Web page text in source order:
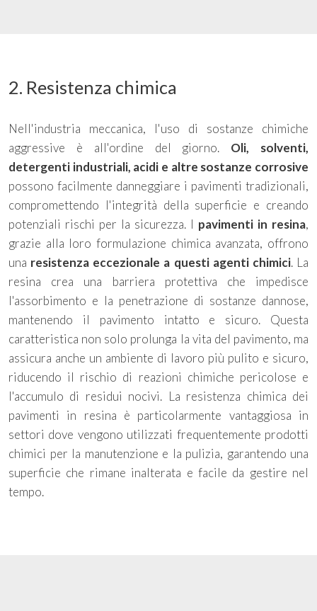
2. Resistenza chimica
Nell'industria meccanica, l'uso di sostanze chimiche
aggressive è all'ordine del giorno. Oli, solventi,
detergenti industriali, acidi e altre sostanze corrosive
possono facilmente danneggiare i pavimenti tradizionali,
compromettendo l'integrità della superficie e creando
potenziali rischi per la sicurezza. I pavimenti in resina,
grazie alla loro formulazione chimica avanzata, offrono
una resistenza eccezionale a questi agenti chimici. La
resina crea una barriera protettiva che impedisce
l'assorbimento e la penetrazione di sostanze dannose,
mantenendo il pavimento intatto e sicuro. Questa
caratteristica non solo prolunga la vita del pavimento, ma
assicura anche un ambiente di lavoro più pulito e sicuro,
riducendo il rischio di reazioni chimiche pericolose e
l'accumulo di residui nocivi. La resistenza chimica dei
pavimenti in resina è particolarmente vantaggiosa in
settori dove vengono utilizzati frequentemente prodotti
chimici per la manutenzione e la pulizia, garantendo una
superficie che rimane inalterata e facile da gestire nel
tempo.